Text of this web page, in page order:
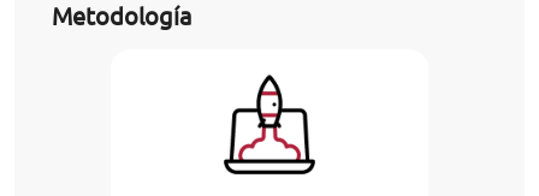
Metodología